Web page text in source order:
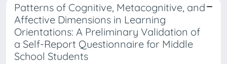
Patterns of Cognitive, Metacognitive, and
Affective Dimensions in Learning
Orientations: A Preliminary Validation of
a Self-Report Questionnaire for Middle
School Students